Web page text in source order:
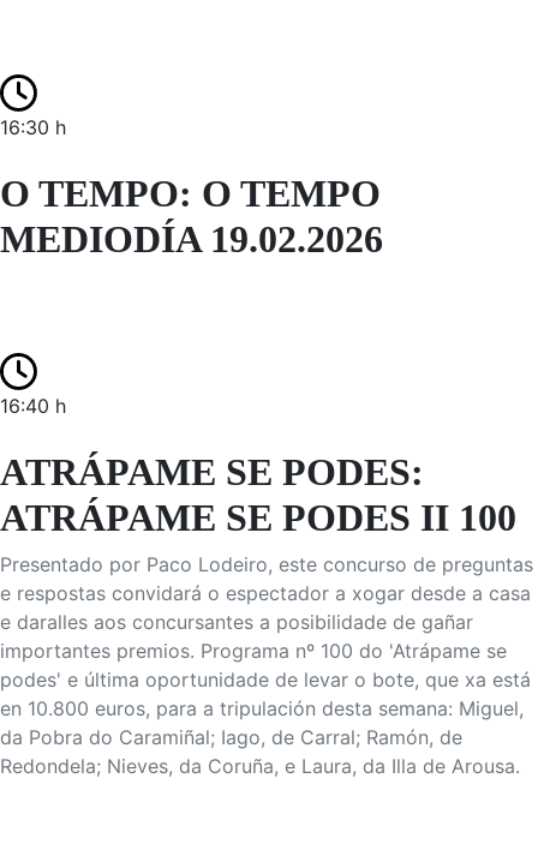
16:30 h
O TEMPO: O TEMPO
MEDIODÍA 19.02.2026
16:40 h
ATRÁPAME SE PODES:
ATRÁPAME SE PODES II 100
Presentado por Paco Lodeiro, este concurso de preguntas
e respostas convidará o espectador a xogar desde a casa
e daralles aos concursantes a posibilidade de gañar
importantes premios. Programa nº 100 do 'Atrápame se
podes' e última oportunidade de levar o bote, que xa está
en 10.800 euros, para a tripulación desta semana: Miguel,
da Pobra do Caramiñal; Iago, de Carral; Ramón, de
Redondela; Nieves, da Coruña, e Laura, da Illa de Arousa.